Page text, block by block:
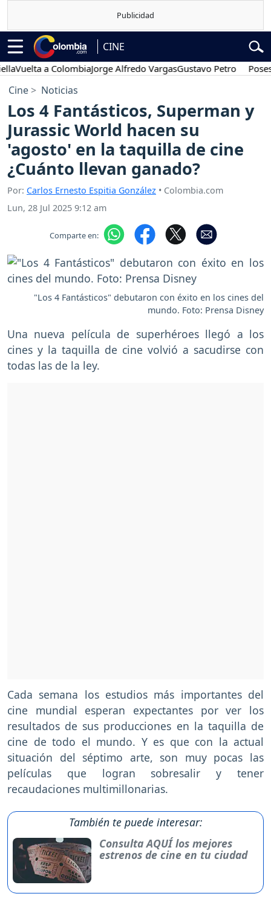
CINE
a ColombiaJorge Alfredo VargasGustavo Petro Posesión
Cine Noticias
Los 4 Fantásticos, Superman y
Jurassic World hacen su
'agosto' en la taquilla de cine
¿Cuánto llevan ganado?
Por: Carlos Ernesto Espitia González • Colombia.com
Lun, 28 Jul 2025 9:12 am
Comparte en:
"Los 4 Fantásticos" debutaron con éxito en los cines del
mundo. Foto: Prensa Disney
Una nueva película de superhéroes llegó a los
cines y la taquilla de cine volvió a sacudirse con
todas las de la ley.
Cada semana los estudios más importantes del
cine mundial esperan expectantes por ver los
resultados de sus producciones en la taquilla de
cine de todo el mundo. Y es que con la actual
situación del séptimo arte, son muy pocas las
películas que logran sobresalir y tener
recaudaciones multimillonarias.
También te puede interesar:
Consulta AQUÍ los mejores
estrenos de cine en tu ciudad